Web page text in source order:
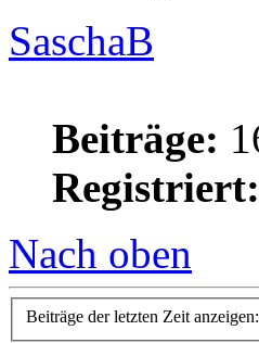
SaschaB
Beiträge:
Registriert:
Nach oben
Beiträge der letzten Zeit anzeigen: